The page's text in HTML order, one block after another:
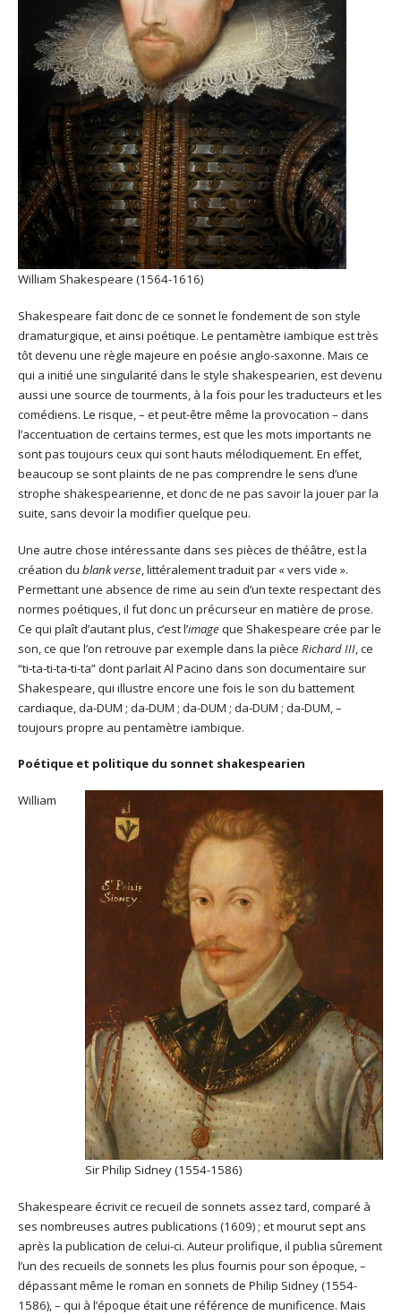
William Shakespeare (1564-1616)
Shakespeare fait donc de ce sonnet le fondement de son style
dramaturgique, et ainsi poétique. Le pentamètre iambique est très
tôt devenu une règle majeure en poésie anglo-saxonne. Mais ce
qui a initié une singularité dans le style shakespearien, est devenu
aussi une source de tourments, à la fois pour les traducteurs et les
comédiens. Le risque, – et peut-être même la provocation – dans
l’accentuation de certains termes, est que les mots importants ne
sont pas toujours ceux qui sont hauts mélodiquement. En effet,
beaucoup se sont plaints de ne pas comprendre le sens d’une
strophe shakespearienne, et donc de ne pas savoir la jouer par la
suite, sans devoir la modifier quelque peu.
Une autre chose intéressante dans ses pièces de théâtre, est la
création du blank verse, littéralement traduit par « vers vide ».
Permettant une absence de rime au sein d’un texte respectant des
normes poétiques, il fut donc un précurseur en matière de prose.
Ce qui plaît d’autant plus, c’est l’image que Shakespeare crée par le
son, ce que l’on retrouve par exemple dans la pièce Richard III, ce
“ti-ta-ti-ta-ti-ta” dont parlait Al Pacino dans son documentaire sur
Shakespeare, qui illustre encore une fois le son du battement
cardiaque, da-DUM ; da-DUM ; da-DUM ; da-DUM ; da-DUM, –
toujours propre au pentamètre iambique.
Poétique et politique du sonnet shakespearien
Sir Philip Sidney (1554-1586)
William
Shakespeare écrivit ce recueil de sonnets assez tard, comparé à
ses nombreuses autres publications (1609) ; et mourut sept ans
après la publication de celui-ci. Auteur prolifique, il publia sûrement
l’un des recueils de sonnets les plus fournis pour son époque, –
dépassant même le roman en sonnets de Philip Sidney (1554-
1586), – qui à l’époque était une référence de munificence. Mais